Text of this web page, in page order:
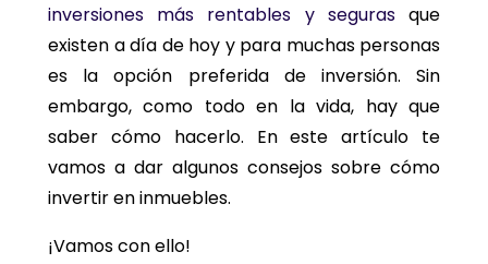
inversiones más rentables y segurasque
existen a día de hoy y para muchas personas
es la opción preferida de inversión. Sin
embargo, como todo en la vida, hay que
saber cómo hacerlo. En este artículo te
vamos a dar algunos consejos sobre cómo
invertir en inmuebles.
¡Vamos con ello!